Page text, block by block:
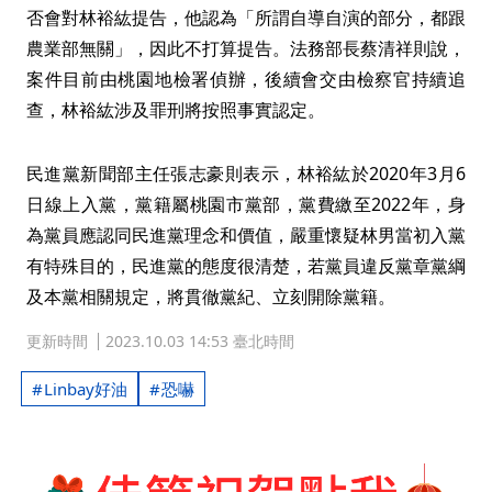
否會對林裕紘提告，他認為「所謂自導自演的部分，都跟
農業部無關」，因此不打算提告。法務部長蔡清祥則說，
案件目前由桃園地檢署偵辦，後續會交由檢察官持續追
查，林裕紘涉及罪刑將按照事實認定。
民進黨新聞部主任張志豪則表示，林裕紘於2020年3月6
日線上入黨，黨籍屬桃園市黨部，黨費繳至2022年，身
為黨員應認同民進黨理念和價值，嚴重懷疑林男當初入黨
有特殊目的，民進黨的態度很清楚，若黨員違反黨章黨綱
及本黨相關規定，將貫徹黨紀、立刻開除黨籍。
更新時間 2023.10.03 14:53 臺北時間
Linbay好油 恐嚇